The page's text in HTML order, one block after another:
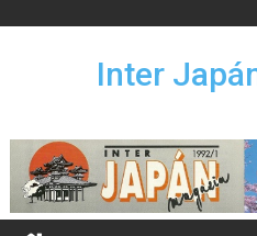
n
Inter